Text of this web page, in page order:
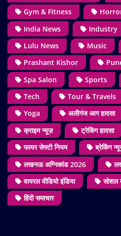
Gym & Fitness
India News
Industry
Lulu News
Music
Prashant Kishor
Spa Salon
Sports
Tech
Tour & Travels
Yoga
अलीगंज आग हादसा
क्राइम न्यूज़
ट्रेकिंग हादसा
फायर सेफ्टी नियम
ब्रेकिंग
लखनऊ अग्निकांड 2026
वायरल वीडियो इंडिया
सोशल
हिंदी समाचार